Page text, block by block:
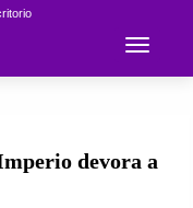
Toggle
devora a